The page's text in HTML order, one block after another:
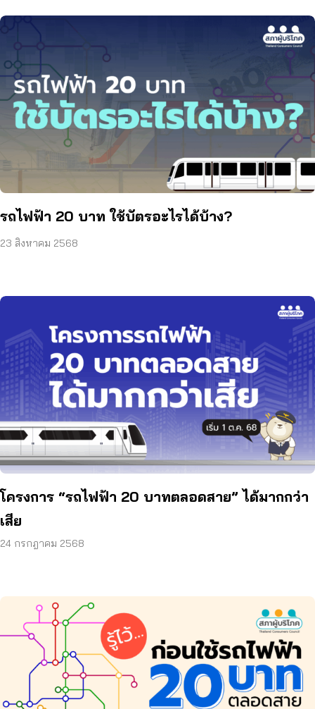
รถไฟฟ้า 20 บาท ใช้บัตรอะไรได้บ้าง?
23 สิงหาคม 2568
โครงการ “รถไฟฟ้า 20 บาทตลอดสาย” ได้มากกว่า
เสีย
24 กรกฎาคม 2568